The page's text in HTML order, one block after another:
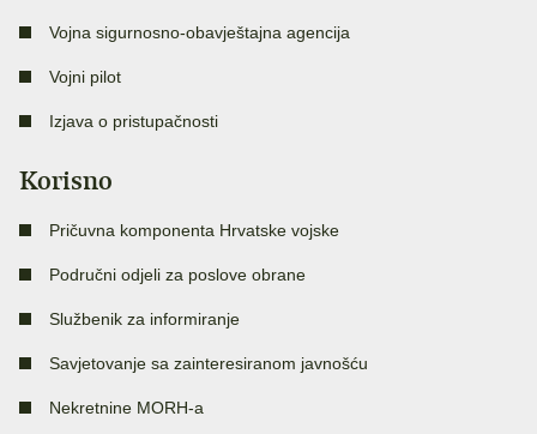
Vojna sigurnosno-obavještajna agencija
Vojni pilot
Izjava o pristupačnosti
Korisno
Pričuvna komponenta Hrvatske vojske
Područni odjeli za poslove obrane
Službenik za informiranje
Savjetovanje sa zainteresiranom javnošću
Nekretnine MORH-a